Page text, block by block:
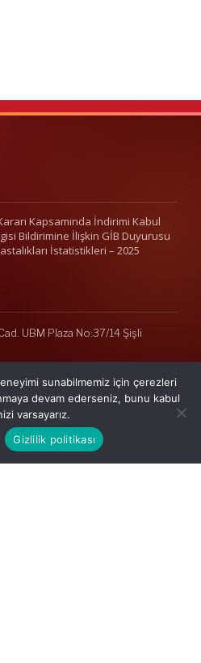
Kapsamında İndirimi Kabul
Bildirimine İlişkin GİB Duyurusu
İstatistikleri – 2025
UBM Plaza No:37/14 Şişli
39
36
sunabilmemiz için çerezleri
devam ederseniz, bunu kabul
varsayarız.
Gizlilik politikası